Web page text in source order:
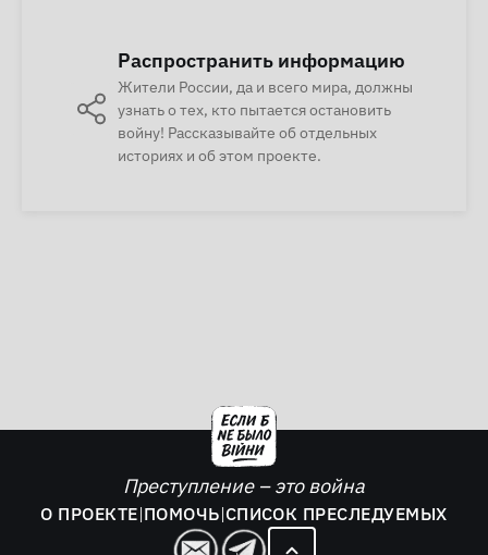
Распространить информацию
Жители России, да и всего мира, должны
узнать о тех, кто пытается остановить
войну! Рассказывайте об отдельных
историях и об этом проекте.
Преступление – это война
О ПРОЕКТЕ|ПОМОЧЬ|СПИСОК ПРЕСЛЕДУЕМЫХ